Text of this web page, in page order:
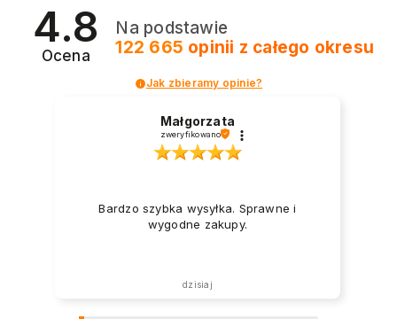
2026? Znajdź inspirację dla swojego manicure!
4.8
Ocena
Na podstawie
122 665 opinii z całego okresu
Jak zbieramy opinie?
Małgorzata
zweryfikowano
Bardzo szybka wysyłka. Sprawne i
wygodne zakupy.
dzisiaj